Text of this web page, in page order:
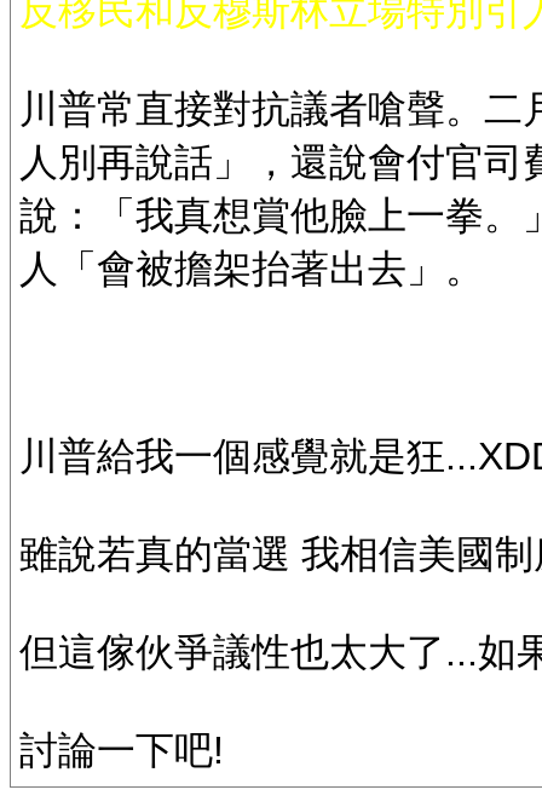
反移民和反穆斯林立場特別引
川普常直接對抗議者嗆聲。
人別再說話」，還說會付官
說：「我真想賞他臉上一拳
人「會被擔架抬著出去」。
川普給我一個感覺就是狂
雖說若真的當選 我相信美國
但這傢伙爭議性也太大了...如
討論一下吧!